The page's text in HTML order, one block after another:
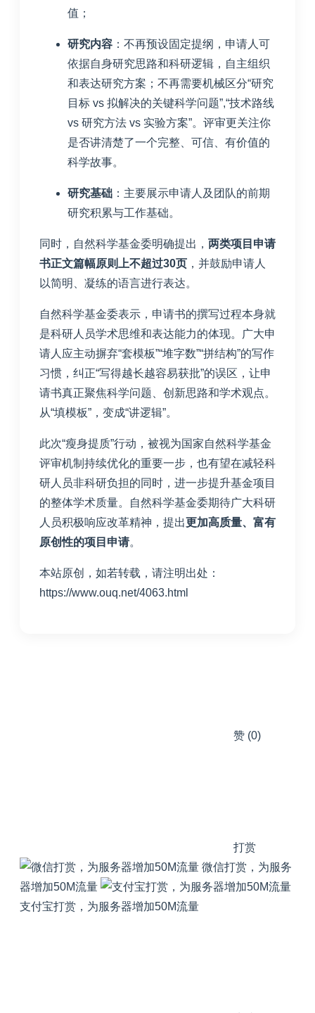
值；
研究内容 ：不再预设固定提纲，申请人可
依据自身研究思路和科研逻辑，自主组织
和表达研究方案；不再需要机械区分“研究
目标 vs 拟解决的关键科学问题”,“技术路线
vs 研究方法 vs 实验方案”。评审更关注你
是否讲清楚了一个完整、可信、有价值的
科学故事。
研究基础 ：主要展示申请人及团队的前期
研究积累与工作基础。
同时，自然科学基金委明确提出， 两类项目申请
书正文篇幅原则上不超过30页 ，并鼓励申请人
以简明、凝练的语言进行表达。
自然科学基金委表示，申请书的撰写过程本身就
是科研人员学术思维和表达能力的体现。广大申
请人应主动摒弃“套模板”“堆字数”“拼结构”的写作
习惯，纠正“写得越长越容易获批”的误区，让申
请书真正聚焦科学问题、创新思路和学术观点。
从“填模板”，变成“讲逻辑”。
此次“瘦身提质”行动，被视为国家自然科学基金
评审机制持续优化的重要一步，也有望在减轻科
研人员非科研负担的同时，进一步提升基金项目
的整体学术质量。自然科学基金委期待广大科研
人员积极响应改革精神，提出更加高质量、富有
原创性的项目申请。
本站原创，如若转载，请注明出处：
https://www.ouq.net/4063.html
赞 (0)
打赏
微信打赏，为服务
器增加50M流量
支付宝打赏，为服务器增加50M流量